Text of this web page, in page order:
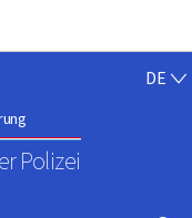
Polizei
DE